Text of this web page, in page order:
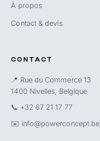
À propos
Contact & devis
CONTACT
📍 Rue du Commerce 13
1400 Nivelles, Belgique
📞 +32 67 21 17 77
✉️ info@powerconcept.be